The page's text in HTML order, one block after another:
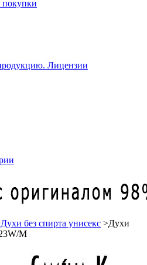
покупки
Лицензии
Духи без спирта унисекс >Духи
M